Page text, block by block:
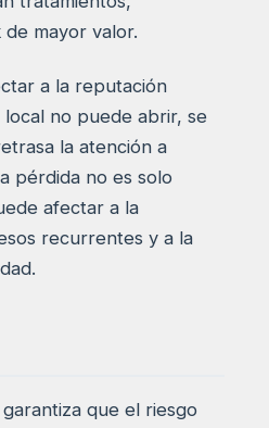
mayor valor.
a la reputación
local no puede abrir, se
la atención a
pérdida no es solo
afectar a la
recurrentes y a la
que el riesgo